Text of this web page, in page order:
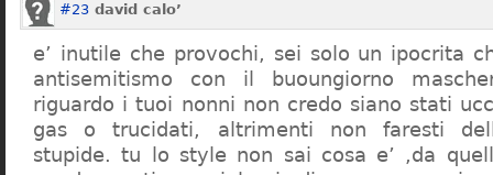
#23 david calo’
e’ inutile che provochi, sei solo un ipocrita
antisemitismo con il buoungiorno
riguardo i tuoi nonni non credo siano stati
gas o trucidati, altrimenti non faresti
stupide. tu lo style non sai cosa e’ ,da